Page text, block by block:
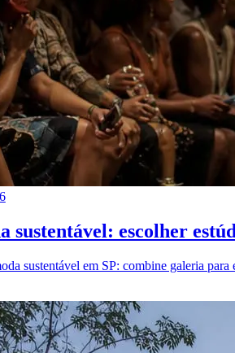
sustentável: escolher
sustentável em SP: combine galeria